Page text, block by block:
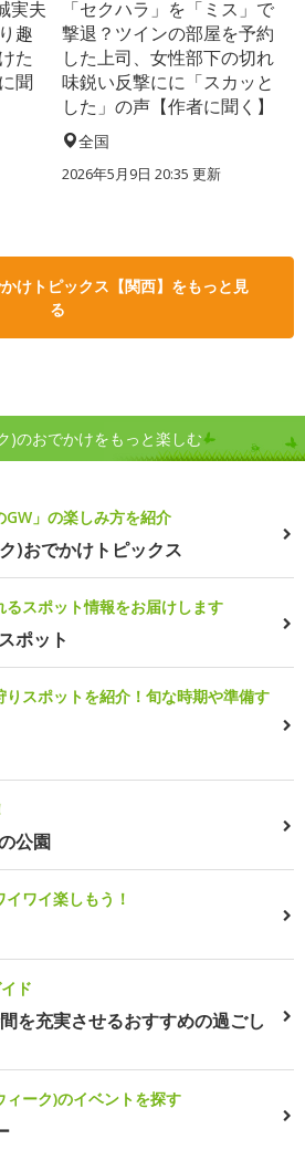
実夫
趣
た
聞
「セクハラ」を「ミス」で
撃退？ツインの部屋を予約
した上司、女性部下の切れ
味鋭い反撃にに「スカッと
した」の声【作者に聞く】
全国
2026年5月9日 20:35 更新
けトピックス【関西】をもっと見
る
)のおでかけをもっと楽しむ
」の楽しみ方を紹介
)おでかけトピックス
スポット情報をお届けします
ポット
スポットを紹介！旬な時期や準備す
公園
ワイ楽しもう！
ド
を充実させるおすすめの過ごし
ィーク)のイベントを探す